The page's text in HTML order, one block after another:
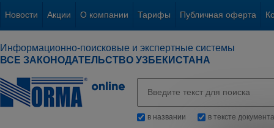
Новости Акции О компании Тарифы Публичная оферта
Информационно-поисковые и экспертные системы
ВСЕ ЗАКОНОДАТЕЛЬСТВО УЗБЕКИСТАНА
в названии в тексте документа